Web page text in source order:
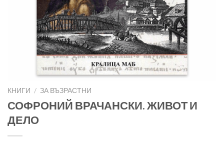
КНИГИ / ЗА ВЪЗРАСТНИ
СОФРОНИЙ ВРАЧАНСКИ. ЖИВОТ И
ДЕЛО